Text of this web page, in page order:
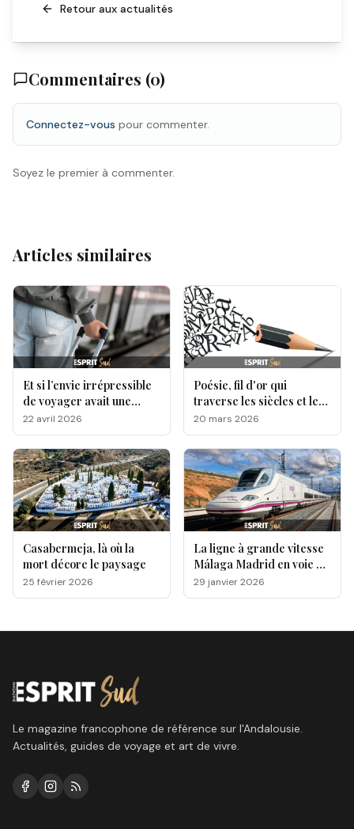
Retour aux actualités
Commentaires (0)
Connectez-vous pour commenter.
Soyez le premier à commenter.
Articles similaires
Et si l’envie irrépressible
de voyager avait une
origine génétique ?
22 avril 2026
Poésie, fil d'or qui
traverse les siècles et les
cultures
20 mars 2026
Casabermeja, là où la
mort décore le paysage
25 février 2026
La ligne à grande vitesse
Málaga Madrid en voie de
rétablissement après le
drame d’Adamuz
29 janvier 2026
Le magazine francophone de référence sur l'Andalousie.
Actualités, guides de voyage et art de vivre.